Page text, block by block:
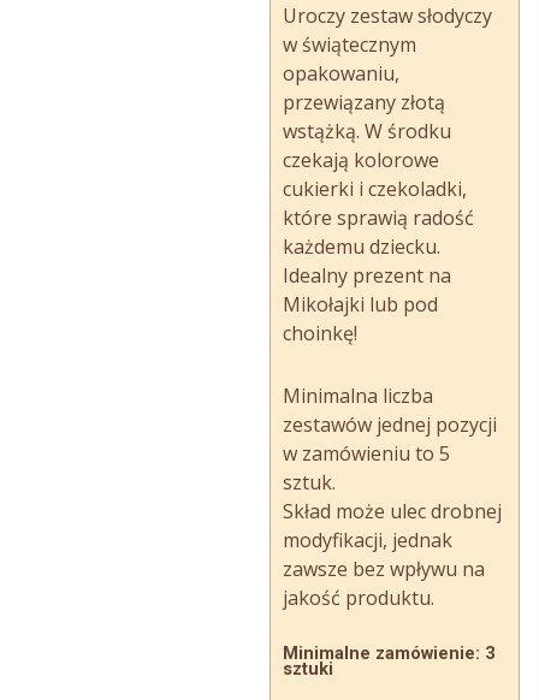
Uroczy zestaw słodyczy
w świątecznym
opakowaniu,
przewiązany złotą
wstążką. W środku
czekają kolorowe
cukierki i czekoladki,
które sprawią radość
każdemu dziecku.
Idealny prezent na
Mikołajki lub pod
choinkę!
Minimalna liczba
zestawów jednej pozycji
w zamówieniu to 5
sztuk.
Skład może ulec drobnej
modyfikacji, jednak
zawsze bez wpływu na
jakość produktu.
Minimalne zamówienie: 3
sztuki